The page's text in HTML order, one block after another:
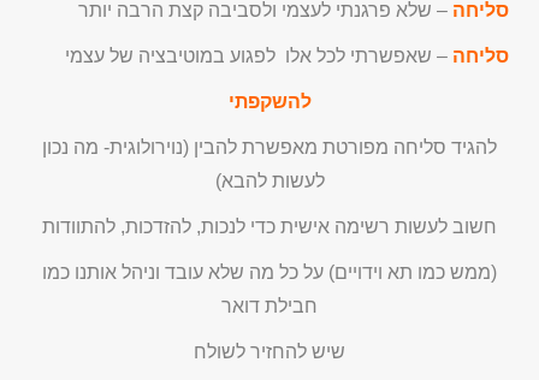
סליחה – שלא פרגנתי לעצמי ולסביבה קצת הרבה יותר
סליחה – שאפשרתי לכל אלו לפגוע במוטיבציה של עצמי
להשקפתי
להגיד סליחה מפורטת מאפשרת להבין (נוירולוגית- מה נכון
לעשות להבא)
חשוב לעשות רשימה אישית כדי לנכות, להזדכות, להתוודות
(ממש כמו תא וידויים) על כל מה שלא עובד וניהל אותנו כמו
חבילת דואר
שיש להחזיר לשולח